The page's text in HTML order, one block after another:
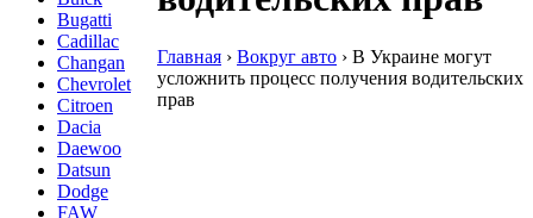
Bugatti
Cadillac
Changan
Chevrolet
Citroen
Dacia
Daewoo
Datsun
Dodge
FAW
Главная › Вокруг авто › В Украине могут
усложнить процесс получения водительских
прав